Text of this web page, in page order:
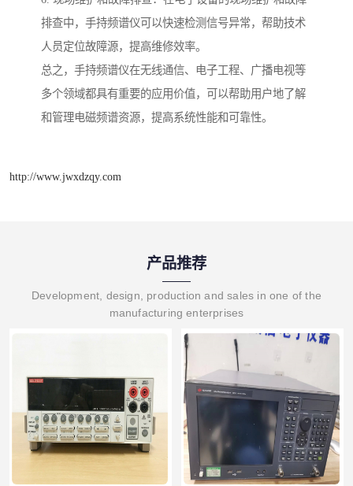
排查中，手持频谱仪可以快速检测信号异常，帮助技术
人员定位故障源，提高维修效率。
总之，手持频谱仪在无线通信、电子工程、广播电视等
多个领域都具有重要的应用价值，可以帮助用户地了解
和管理电磁频谱资源，提高系统性能和可靠性。
http://www.jwxdzqy.com
产品推荐
Development, design, production and sales in one of the
manufacturing enterprises